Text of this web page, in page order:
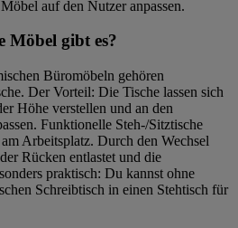
auf den Nutzer anpassen.
Möbel gibt es?
Büromöbeln gehören
Der Vorteil: Die Tische lassen sich
Höhe verstellen und an den
Funktionelle Steh-/Sitztische
Arbeitsplatz. Durch den Wechsel
Rücken entlastet und die
praktisch: Du kannst ohne
Schreibtisch in einen Stehtisch für